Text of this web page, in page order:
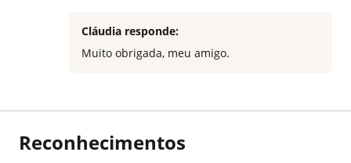
Cláudia responde:
Muito obrigada, meu amigo.
Reconhecimentos